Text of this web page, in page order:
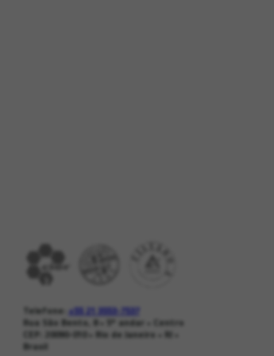
Telefone: +55 21 3553-7537
Rua São Bento, 8 • 5º andar • Centro
CEP: 20090-010 • Rio de Janeiro • RJ •
Brasil